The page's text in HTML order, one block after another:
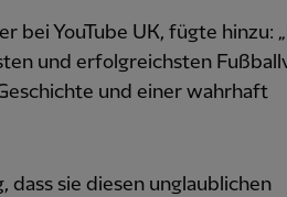
bei YouTube UK, fügte hinzu:
und erfolgreichsten
und einer wahrhaft
dass sie diesen unglaublichen